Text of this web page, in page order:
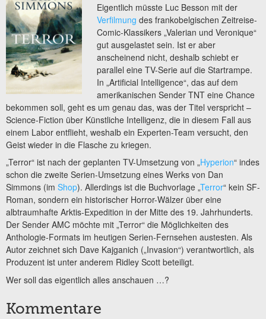
Eigentlich müsste Luc Besson mit der
Verfilmung des frankobelgischen Zeitreise-
Comic-Klassikers „Valerian und Veronique“
gut ausgelastet sein. Ist er aber
anscheinend nicht, deshalb schiebt er
parallel eine TV-Serie auf die Startrampe.
In „Artificial Intelligence“, das auf dem
amerikanischen Sender TNT eine Chance
bekommen soll, geht es um genau das, was der Titel verspricht –
Science-Fiction über Künstliche Intelligenz, die in diesem Fall aus
einem Labor entflieht, weshalb ein Experten-Team versucht, den
Geist wieder in die Flasche zu kriegen.
„Terror“ ist nach der geplanten TV-Umsetzung von „Hyperion“ indes
schon die zweite Serien-Umsetzung eines Werks von Dan
Simmons (im Shop). Allerdings ist die Buchvorlage „Terror“ kein SF-
Roman, sondern ein historischer Horror-Wälzer über eine
albtraumhafte Arktis-Expedition in der Mitte des 19. Jahrhunderts.
Der Sender AMC möchte mit „Terror“ die Möglichkeiten des
Anthologie-Formats im heutigen Serien-Fernsehen austesten. Als
Autor zeichnet sich Dave Kajganich („Invasion“) verantwortlich, als
Produzent ist unter anderem Ridley Scott beteiligt.
Wer soll das eigentlich alles anschauen …?
Kommentare